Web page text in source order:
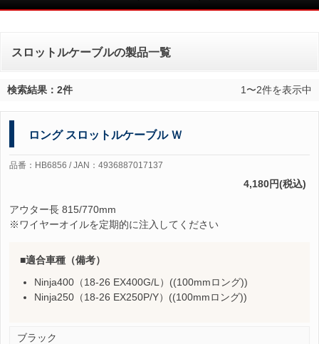
スロットルケーブルの製品一覧
検索結果：2件 1〜2件を表示中
ロング スロットルケーブル Ｗ
品番：HB6856 / JAN：4936887017137
4,180円(税込)
アウター長 815/770mm
※ワイヤーオイルを定期的に注入してください
適合車種（備考）
Ninja400（18-26 EX400G/L）((100mmロング))
Ninja250（18-26 EX250P/Y）((100mmロング))
ブラック